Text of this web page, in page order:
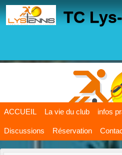
TC
ACCUEIL La vie du club infos
Discussions Réservation
Panneau de gestion des cookies